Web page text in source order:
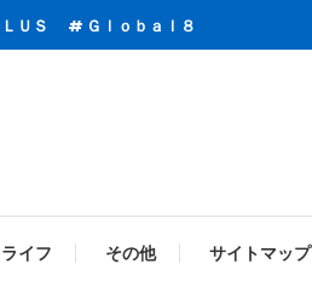
ＵＳ Ｇｌｏｂａｌ８
イフ その他 サイトマップ